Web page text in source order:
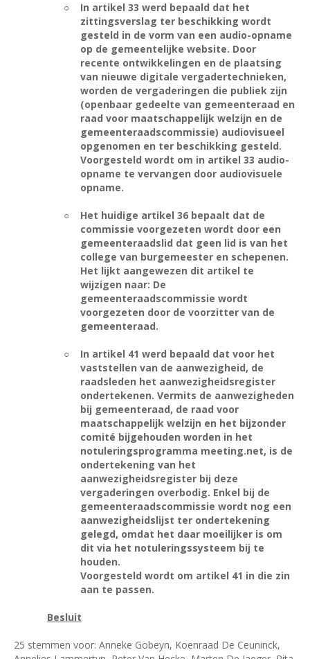
○
In artikel 33 werd bepaald dat het
zittingsverslag ter beschikking wordt
gesteld in de vorm van een audio-opname
op de gemeentelijke website. Door
recente ontwikkelingen en de plaatsing
van nieuwe digitale vergadertechnieken,
worden de vergaderingen die publiek zijn
(openbaar gedeelte van gemeenteraad en
raad voor maatschappelijk welzijn en de
gemeenteraadscommissie) audiovisueel
opgenomen en ter beschikking gesteld.
Voorgesteld wordt om in artikel 33 audio-
opname te vervangen door audiovisuele
opname.
○
Het huidige artikel 36 bepaalt dat de
commissie voorgezeten wordt door een
gemeenteraadslid dat geen lid is van het
college van burgemeester en schepenen.
Het lijkt aangewezen dit artikel te
wijzigen naar: De
gemeenteraadscommissie wordt
voorgezeten door de voorzitter van de
gemeenteraad.
○
In artikel 41 werd bepaald dat voor het
vaststellen van de aanwezigheid, de
raadsleden het aanwezigheidsregister
ondertekenen. Vermits de aanwezigheden
bij gemeenteraad, de raad voor
maatschappelijk welzijn en het bijzonder
comité bijgehouden worden in het
notuleringsprogramma meeting.net, is de
ondertekening van het
aanwezigheidsregister bij deze
vergaderingen overbodig. Enkel bij de
gemeenteraadscommissie wordt nog een
aanwezigheidslijst ter ondertekening
gelegd, omdat het daar moeilijker is om
dit via het notuleringssysteem bij te
houden.
Voorgesteld wordt om artikel 41 in die zin
aan te passen.
Besluit
25 stemmen voor: Anneke Gobeyn, Koenraad De Ceuninck,